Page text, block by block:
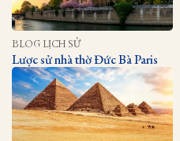
BLOG LỊCH SỬ
Lược sử nhà thờ Đức Bà Paris